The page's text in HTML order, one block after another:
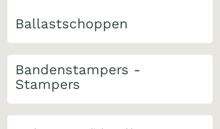
Ballastschoppen
Bandenstampers -
Stampers